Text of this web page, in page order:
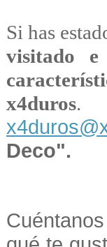
Si has
visitado
x4duros.
Deco".